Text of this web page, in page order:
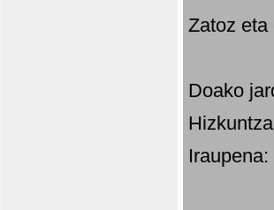
Zatoz eta
Doako